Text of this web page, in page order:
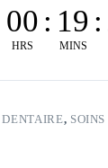
00
HRS
: 19
MINS
:
DENTAIRE,